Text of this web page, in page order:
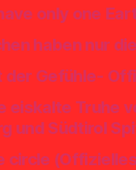
only one
haben nur
der Gefühle-
eiskalte Truhe
und Südtirol
circle